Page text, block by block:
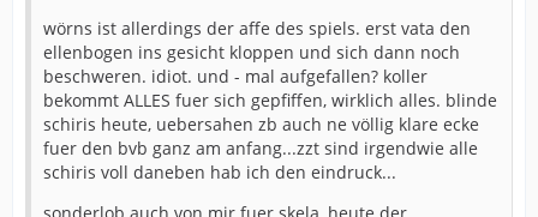
wörns ist allerdings der affe des spiels. erst vata den
ellenbogen ins gesicht kloppen und sich dann noch
beschweren. idiot. und - mal aufgefallen? koller
bekommt ALLES fuer sich gepfiffen, wirklich alles. blinde
schiris heute, uebersahen zb auch ne völlig klare ecke
fuer den bvb ganz am anfang...zzt sind irgendwie alle
schiris voll daneben hab ich den eindruck...